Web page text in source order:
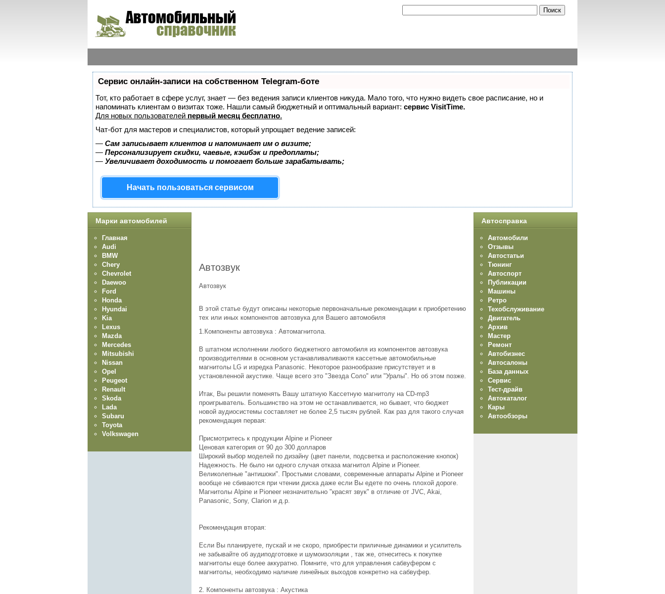
Сервис онлайн-записи на собственном Telegram-боте
Тот, кто работает в сфере услуг, знает — без ведения записи клиентов никуда. Мало того, что нужно видеть свое расписание, но и
напоминать клиентам о визитах тоже. Нашли самый бюджетный и оптимальный вариант: сервис VisitTime.
Для новых пользователей первый месяц бесплатно.
Чат-бот для мастеров и специалистов, который упрощает ведение записей:
— Сам записывает клиентов и напоминает им о визите;
— Персонализирует скидки, чаевые, кэшбэк и предоплаты;
— Увеличивает доходимость и помогает больше зарабатывать;
Начать пользоваться сервисом
Автозвук
Автозвук
В этой статье будут описаны некоторые первоначальные рекомендации к приобретению
тех или иных компонентов автозвука для Вашего автомобиля
1.Компоненты автозвука : Автомагнитола.
В штатном исполнении любого бюджетного автомобиля из компонентов автозвука
производителями в основном устанавливаливаютя кассетные автомобильные
магнитолы LG и изредка Panasonic. Некоторое разнообразие присутствует и в
установленной акустике. Чаще всего это "Звезда Соло" или "Уралы". Но об этом позже.
Итак, Вы решили поменять Вашу штатную Кассетную магнитолу на CD-mp3
проигрыватель. Большинство на этом не останавливается, но бывает, что бюджет
новой аудиосистемы составляет не более 2,5 тысяч рублей. Как раз для такого случая
рекомендация первая:
Присмотритесь к продукции Alpine и Pioneer
Ценовая категория от 90 до 300 долларов
Широкий выбор моделей по дизайну (цвет панели, подсветка и расположение кнопок)
Надежность. Не было ни одного случая отказа магнитол Alpine и Pioneer.
Великолепные "антишоки". Простыми словами, современные аппараты Alpine и Pioneer
вообще не сбиваются при чтении диска даже если Вы едете по очень плохой дороге.
Магнитолы Alpine и Pioneer незначительно "красят звук" в отличие от JVC, Akai,
Panasonic, Sony, Clarion и д.р.
Рекомендация вторая:
Если Вы планируете, пускай и не скоро, приобрести приличные динамики и усилитель
не забывайте об аудиподготовке и шумоизоляции , так же, отнеситесь к покупке
магнитолы еще более аккуратно. Помните, что для управления сабвуфером с
магнитолы, необходимо наличие линейных выходов конкретно на сабвуфер.
2. Компоненты автозвука : Акустика
Марки автомобилей
Главная
Audi
BMW
Chery
Chevrolet
Daewoo
Ford
Honda
Hyundai
Kia
Lexus
Mazda
Mercedes
Mitsubishi
Nissan
Opel
Peugeot
Renault
Skoda
Lada
Subaru
Toyota
Volkswagen
Автосправка
Автомобили
Отзывы
Автостатьи
Тюнинг
Автоспорт
Публикации
Машины
Ретро
Техобслуживание
Двигатель
Архив
Мастер
Ремонт
Автобизнес
Автосалоны
База данных
Сервис
Тест-драйв
Автокаталог
Кары
Автообзоры